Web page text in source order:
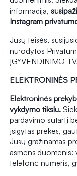
informaciją,
Instagram
Jūsų teisės,
nurodytos
ĮGYVENDINIMO
ELEKTRONINĖS
Elektroninės
vykdymo tikslu.
pardavimo sutartį
įsigytas prekes,
Jūsų grąžinamas
asmens duomenis:
telefono numeris,